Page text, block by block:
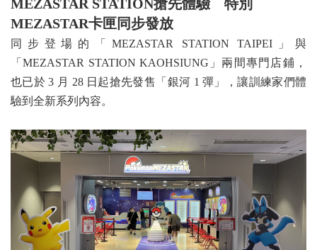
MEZASTAR STATION搶先體驗 特別
MEZASTAR卡匣同步發放
同步登場的「MEZASTAR STATION TAIPEI」與
「MEZASTAR STATION KAOHSIUNG」兩間專門店鋪，
也已於 3 月 28 日起搶先發售「銀河 1 彈」，讓訓練家們體
驗到全新系列內容。